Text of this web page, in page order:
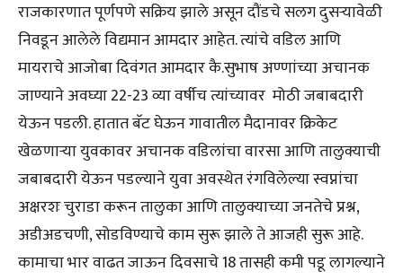
राजकारणात पूर्णपणे सक्रिय झाले असून दौंडचे सलग दुसऱ्यावेळी
निवडून आलेले विद्यमान आमदार आहेत. त्यांचे वडिल आणि
मायराचे आजोबा दिवंगत आमदार कै.सुभाष अण्णांच्या अचानक
जाण्याने अवघ्या 22-23 व्या वर्षीच त्यांच्यावर मोठी जबाबदारी
येऊन पडली. हातात बॅट घेऊन गावातील मैदानावर क्रिकेट
खेळणाऱ्या युवकावर अचानक वडिलांचा वारसा आणि तालुक्याची
जबाबदारी येऊन पडल्याने युवा अवस्थेत रंगविलेल्या स्वप्नांचा
अक्षरशः चुराडा करून तालुका आणि तालुक्याच्या जनतेचे प्रश्न,
अडीअडचणी, सोडविण्याचे काम सुरू झाले ते आजही सुरू आहे.
कामाचा भार वाढत जाऊन दिवसाचे 18 तासही कमी पडू लागल्याने